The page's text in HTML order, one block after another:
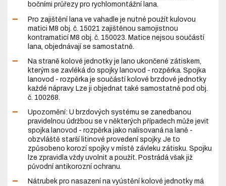
bočními průřezy pro rychlomontážní lana.
Pro zajištění lana ve vahadle je nutné použít kulovou
matici M8 obj. č. 15021 zajištěnou samojistnou
kontramaticí M8 obj. č. 150023. Matice nejsou součástí
lana, objednávají se samostatně.
Na straně kolové jednotky je lano ukončené zátiskem,
kterým se zavléká do spojky lanovod - rozpěrka. Spojka
lanovod - rozpěrka je součástí kolové brzdové jednotky
každé nápravy. Lze ji objednat také samostatně pod obj.
č. 100268.
Upozornění: U brzdových systému se zanedbanou
pravidelnou údržbou se v některých případech může jevit
spojka lanovod - rozpěrka jako nalisovaná na laně -
obzvláště starší litinové provedení spojky. Je to
způsobeno korozí spojky v místě závleku zátisku. Spojku
lze zpravidla vždy uvolnit a použít. Postrádá však již
původní antikorozní ochranu.
Nátrubek pro nasazení na vyústění kolové jednotky má